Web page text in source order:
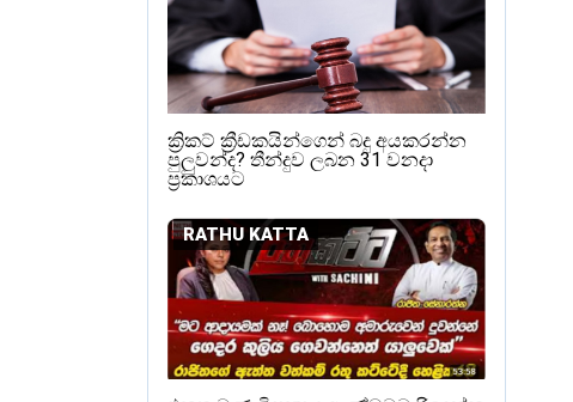
ක්‍රිකට් ක්‍රීඩකයින්ගෙන් බදු අයකරන්න
පුලුවන්ද? තීන්දුව ලබන 31 වනදා
ප්‍රකාශයට
RATHU KATTA